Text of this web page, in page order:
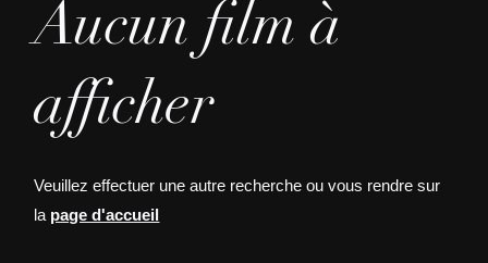
Aucun film à
afficher
Veuillez effectuer une autre recherche ou vous rendre sur
la page d'accueil